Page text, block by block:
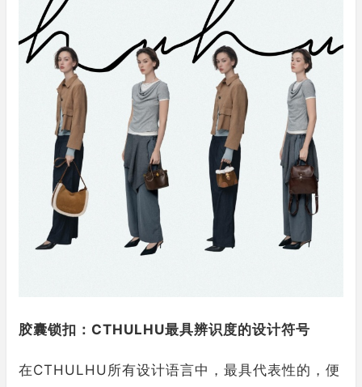
胶囊锁扣：CTHULHU最具辨识度的设计符号
在CTHULHU所有设计语言中，最具代表性的，便